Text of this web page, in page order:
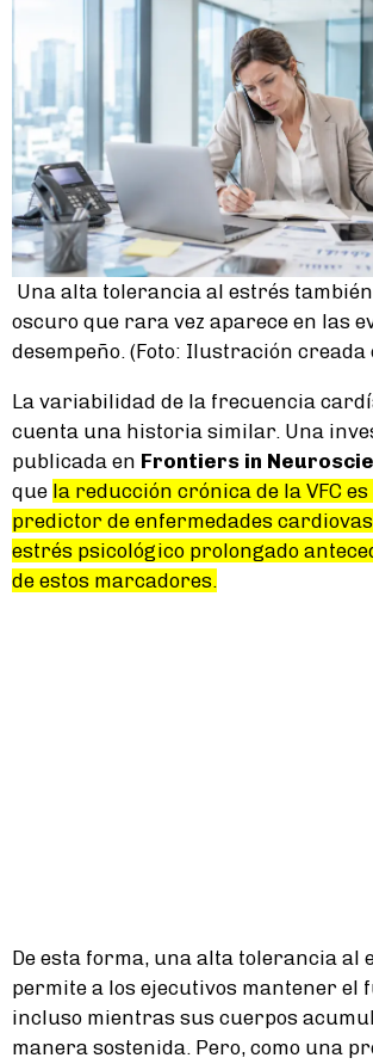
Una alta tolerancia al estrés
oscuro que rara vez aparece en las
desempeño. (Foto: Ilustración creada
La variabilidad de la frecuencia
cuenta una historia similar. Una
publicada en Frontiers in
que la reducción crónica de la VFC
predictor de enfermedades
estrés psicológico prolongado
de estos marcadores.
De esta forma, una alta tolerancia al
permite a los ejecutivos mantener el
incluso mientras sus cuerpos
manera sostenida. Pero, como una